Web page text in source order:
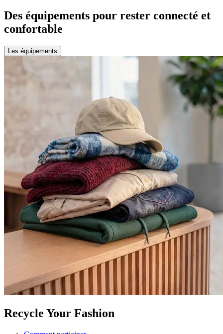
Des équipements pour rester connecté et
confortable
Les équipements
Recycle Your Fashion